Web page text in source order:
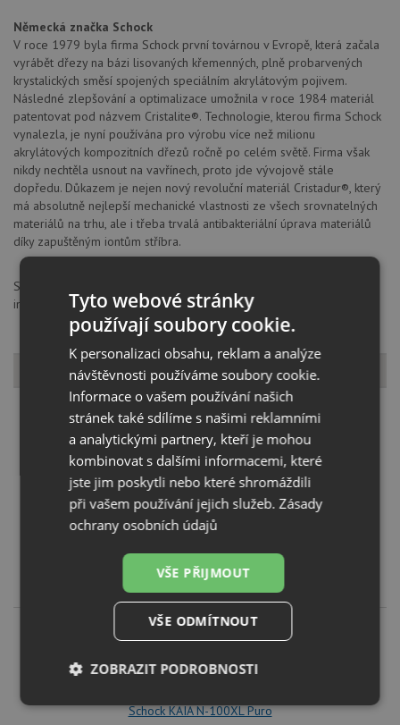
Německá značka Schock
V roce 1979 byla firma Schock první továrnou v Evropě, která začala
vyrábět dřezy na bázi lisovaných křemenných, plně probarvených
krystalických směsí spojených speciálním akrylátovým pojivem.
Následné zlepšování a optimalizace umožnila v roce 1984 materiál
patentovat pod názvem Cristalite®. Technologie, kterou firma Schock
vynalezla, je nyní používána pro výrobu více než milionu
akrylátových kompozitních dřezů ročně po celém světě. Firma však
nikdy nechtěla usnout na vavřínech, proto jde vývojově stále
dopředu. Důkazem je nejen nový revoluční materiál Cristadur®, který
má absolutně nejlepší mechanické vlastnosti ze všech srovnatelných
materiálů na trhu, ale i třeba trvalá antibakteriální úprava materiálů
díky zapuštěným iontům stříbra.
SCHOCK GmbH, Hofbauerstraße 1, 94209, Regen, Německo,
info@schock.de
Dostupné varianty
Schock KAIA N-100XL Magma
11 210Kč
Schock KAIA N-100XL Puro
Tyto webové stránky
používají soubory cookie.
K personalizaci obsahu, reklam a analýze
návštěvnosti používáme soubory cookie.
Informace o vašem používání našich
stránek také sdílíme s našimi reklamními
a analytickými partnery, kteří je mohou
kombinovat s dalšími informacemi, které
jste jim poskytli nebo které shromáždili
při vašem používání jejich služeb.Zásady
ochrany osobních údajů
VŠE PŘIJMOUT
VŠE ODMÍTNOUT
ZOBRAZIT PODROBNOSTI
Nezbytně
Výkonové
Soubory